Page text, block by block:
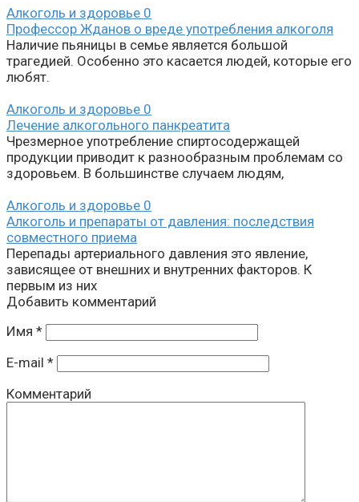
Алкоголь и здоровье 0
Профессор Жданов о вреде употребления алкоголя
Наличие пьяницы в семье является большой
трагедией. Особенно это касается людей, которые его
любят.
Алкоголь и здоровье 0
Лечение алкогольного панкреатита
Чрезмерное употребление спиртосодержащей
продукции приводит к разнообразным проблемам со
здоровьем. В большинстве случаем людям,
Алкоголь и здоровье 0
Алкоголь и препараты от давления: последствия
совместного приема
Перепады артериального давления это явление,
зависящее от внешних и внутренних факторов. К
первым из них
Добавить комментарий
Имя *
E-mail *
Комментарий